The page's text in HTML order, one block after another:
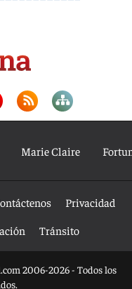
Marie Claire
Privacidad
Tránsito
2006-2026 - Todos los